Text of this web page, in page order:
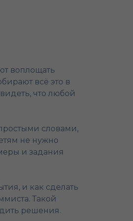
воплощать
всё это в
что любой
словами,
не нужно
и задания
и как сделать
Такой
решения.